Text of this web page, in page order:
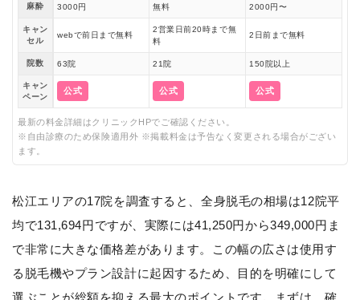
麻酔 3000円 無料 2000円〜
キャン
セル
webで前日まで無料
2営業日前20時まで無
料
2日前まで無料
院数 63院 21院 150院以上
キャン
ペーン
公式 公式 公式
最新の料金詳細はクリニックHPでご確認ください。
※自由診療のため保険適用外 ※掲載料金は予告なく変更される場合がござい
ます。
松江エリアの17院を調査すると、全身脱毛の相場は12院平
均で131,694円ですが、実際には41,250円から349,000円ま
で非常に大きな価格差があります。この幅の広さは使用す
る脱毛機やプラン設計に起因するため、目的を明確にして
選ぶことが総額を抑える最大のポイントです。まずは、確